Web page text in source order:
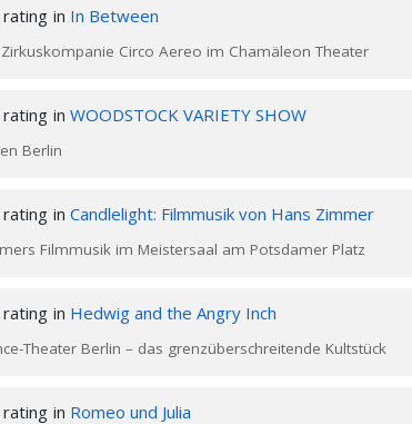
in In Between
Circo Aereo im Chamäleon Theater
in WOODSTOCK VARIETY SHOW
Berlin
in Candlelight: Filmmusik von Hans Zimmer
Filmmusik im Meistersaal am Potsdamer Platz
in Hedwig and the Angry Inch
Theater Berlin – das grenzüberschreitende Kultstück
in Romeo und Julia